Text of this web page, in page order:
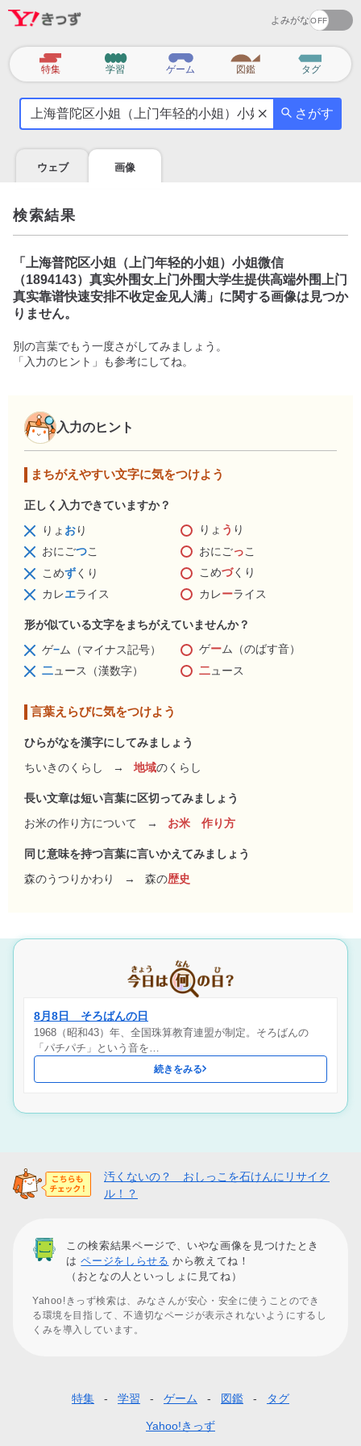
よみがな
カ
テ
特集 学習 ゲーム 図鑑 タグ
気
に
を
調
べ
よ
う
さがす
ウェブ 画像
検索結果
「
上海普陀区小姐（上门年轻的小姐）小姐微信
（1894143）真实外围女上门外围大学生提供高端外围上门
真实靠谱快速安排不收定金见人满 」に関する画像は見つか
りません。
別の言葉でもう一度さがしてみましょう。
「入力のヒント」も参考にしてね。
入力のヒント
まちがえやすい文字に気をつけよう
正しく入力できていますか？
りょ おり りょ う り
おにごつこ おにごっこ
こめずくり こめづくり
カレエライス カレーライス
形が似ている文字をまちがえていませんか？
ゲ−ム（マイナス記号） ゲーム（のばす音）
二ュース（漢数字） 二ュース
言葉えらびに気をつけよう
ひらがなを漢字にしてみましょう
ちいきのくらし
→ 地域のくらし
長い文章は短い言葉に区切ってみましょう
お米の作り方について
→ お米 作り方
同じ意味を持つ言葉に言いかえてみましょう
森のうつりかわり
→ 森の歴史
8月8日 そろばんの日
1968（昭和43）年、全国珠算教育連盟が制定。そろばんの
「パチパチ」という音を…
続きをみる
汚くないの？ おしっこを石けんにリサイク
ル！？
この検索結果ページで、いやな画像を見つけたとき
はページをしらせる から教えてね！
（おとなの人といっしょに見てね）
Yahoo!きっず検索は、みなさんが安心・安全に使うことのでき
る環境を目指して、不適切なページが表示されないようにするし
くみを導入しています。
特集 学習 ゲーム 図鑑 タグ
Yahoo!きっず